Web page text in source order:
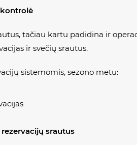
tačiau kartu padidina ir
ir svečių srautus.
sistemomis, sezono metu:
srautus